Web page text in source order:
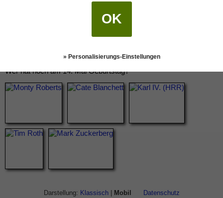
Wer hat noch am 14. Mai Geburtstag?
Darstellung: Klassisch| Mobil Datenschutz
OK
» Personalisierungs-Einstellungen